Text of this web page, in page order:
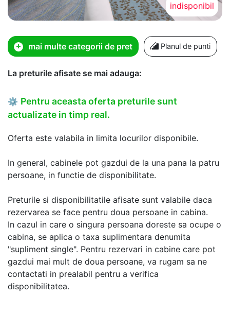
indisponibil
mai multe categorii de pret Planul de punti
La preturile afisate se mai adauga:
⚙ Pentru aceasta oferta preturile sunt
actualizate in timp real.
Oferta este valabila in limita locurilor disponibile.
In general, cabinele pot gazdui de la una pana la patru
persoane, in functie de disponibilitate.
Preturile si disponibilitatile afisate sunt valabile daca
rezervarea se face pentru doua persoane in cabina.
In cazul in care o singura persoana doreste sa ocupe o
cabina, se aplica o taxa suplimentara denumita
"supliment single". Pentru rezervari in cabine care pot
gazdui mai mult de doua persoane, va rugam sa ne
contactati in prealabil pentru a verifica
disponibilitatea.